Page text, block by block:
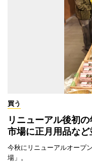
買う
リニューアル後初
市場に正月用品など
今秋にリニューアルオープ
場」。